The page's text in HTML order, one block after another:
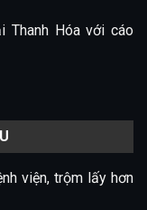
Thanh Hóa với cáo
viện, trộm lấy hơn